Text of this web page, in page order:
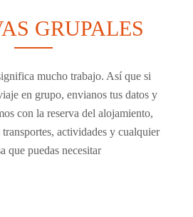
GRUPALES
mucho trabajo. Así que si
en grupo, envianos tus datos y
con la reserva del alojamiento,
actividades y cualquier
que puedas necesitar